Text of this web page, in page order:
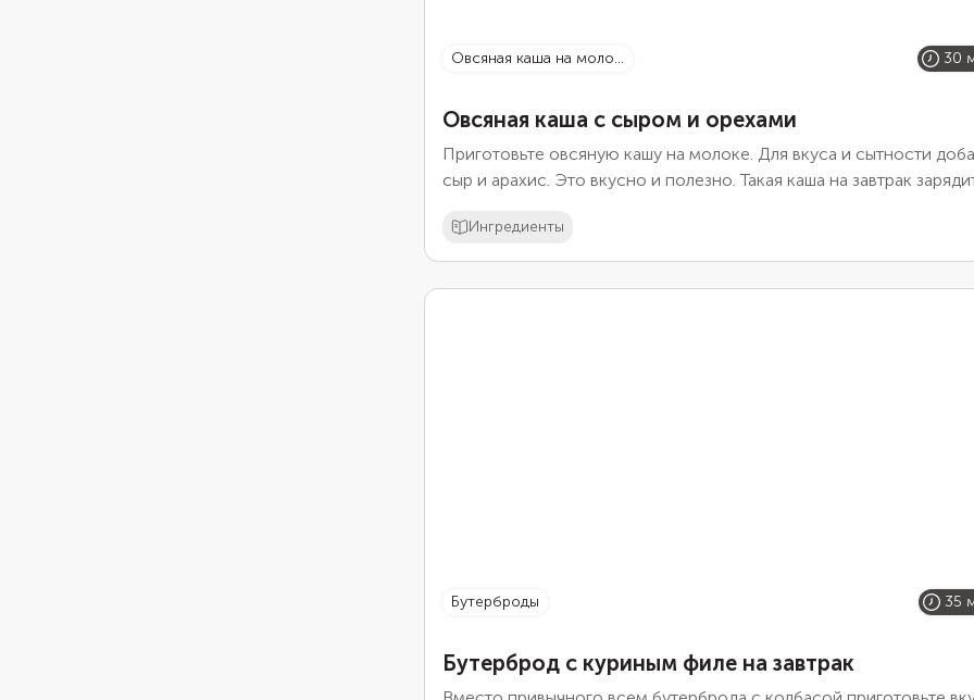
овсяная каша на моло... 30
Овсяная каша с сыром и орехами
Приготовьте овсяную кашу на молоке. Для вкуса и сытности
сыр и арахис. Это вкусно и полезно. Такая каша на завтрак зарядит
Ингредиенты
бутерброды 35
Бутерброд с куриным филе на завтрак